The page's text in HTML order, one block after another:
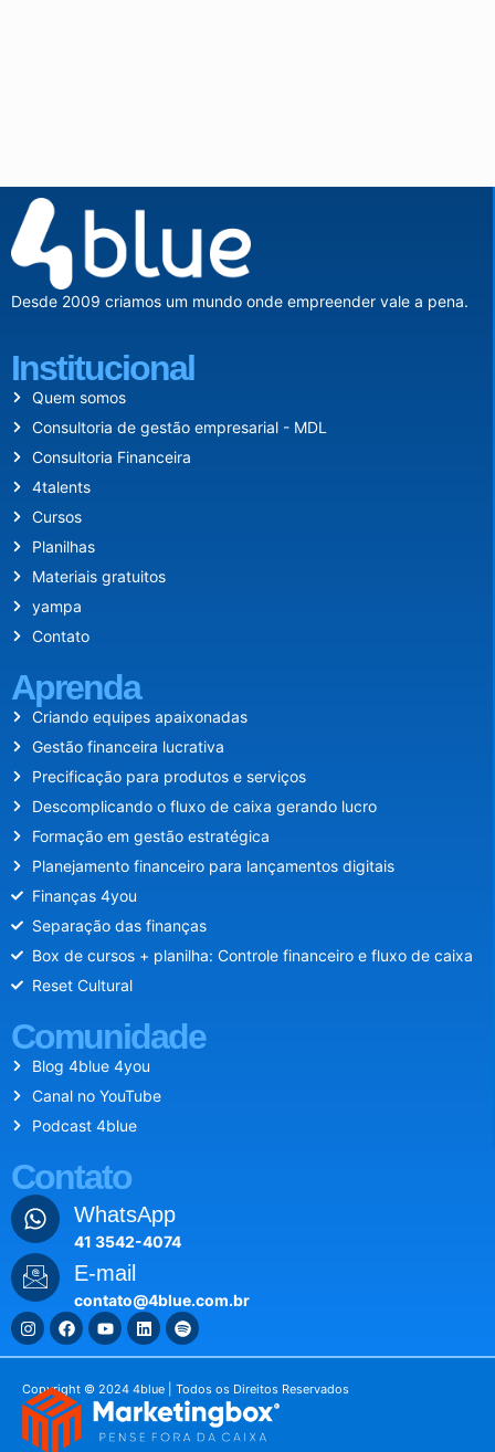
Desde 2009 criamos um mundo onde empreender vale a pena.
Institucional
Quem somos
Consultoria de gestão empresarial - MDL
Consultoria Financeira
4talents
Cursos
Planilhas
Materiais gratuitos
yampa
Contato
Aprenda
Criando equipes apaixonadas
Gestão financeira lucrativa
Precificação para produtos e serviços
Descomplicando o fluxo de caixa gerando lucro
Formação em gestão estratégica
Planejamento financeiro para lançamentos digitais
Finanças 4you
Separação das finanças
Box de cursos + planilha: Controle financeiro e fluxo de caixa
Reset Cultural
Comunidade
Blog 4blue 4you
Canal no YouTube
Podcast 4blue
Contato
WhatsApp
41 3542-4074
E-mail
contato@4blue.com.br
Copyright © 2024 4blue | Todos os Direitos Reservados